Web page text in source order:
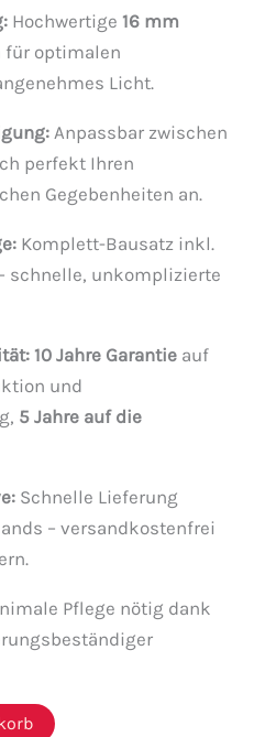
Hochwertige 16 mm
für optimalen
Licht.
Anpassbar zwischen
perfekt Ihren
Gegebenheiten an.
Komplett-Bausatz inkl.
schnelle, unkomplizierte
10 Jahre Garantie auf
und
5 Jahre auf die
Schnelle Lieferung
– versandkostenfrei
Pflege nötig dank